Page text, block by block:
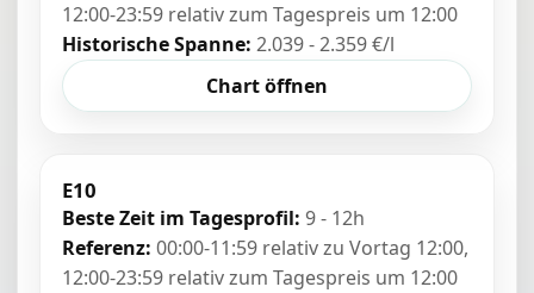
12:00-23:59 relativ zum Tagespreis um 12:00
Historische Spanne: 2.039 - 2.359 €/l
Chart öffnen
E10
Beste Zeit im Tagesprofil: 9 - 12h
Referenz: 00:00-11:59 relativ zu Vortag 12:00,
12:00-23:59 relativ zum Tagespreis um 12:00